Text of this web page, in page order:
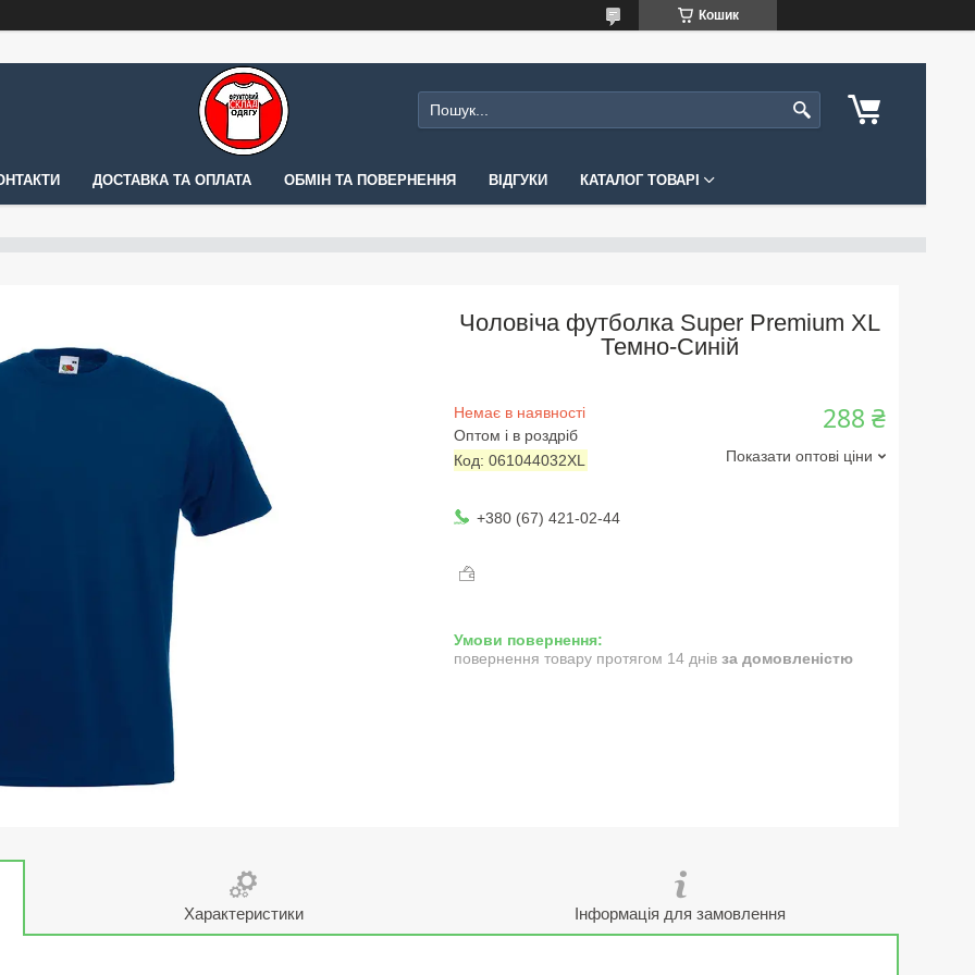
Кошик
ДОСТАВКА ТА ОПЛАТА ОБМІН ТА ПОВЕРНЕННЯ ВІДГУКИ КАТАЛОГ ТОВАРІ
Чоловіча футболка Super Premium XL
Темно-Синій
Немає в наявності
Оптом і в роздріб
Код: 061044032XL
288 ₴
Показати оптові ціни
+380 (67) 421-02-44
повернення товару протягом 14 днів за домовленістю
Характеристики Інформація для замовлення